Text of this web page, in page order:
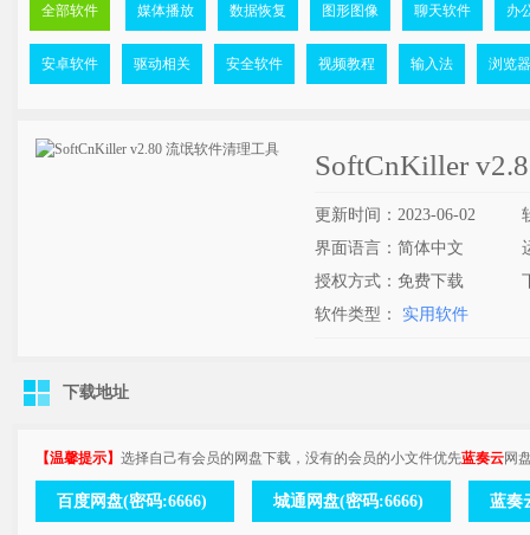
全部软件 媒体播放 数据恢复 图形图像 聊天软件 办
安卓软件 驱动相关 安全软件 视频教程 输入法 浏览器
SoftCnKiller
更新时间：2023-06-02
界面语言：简体中文
授权方式：免费下载
软件类型： 实用软件
下载地址
【温馨提示】 选择自己有会员的网盘下载，没有的会员的小文件优先蓝奏云网
百度网盘(密码:6666) 城通网盘(密码:6666) 蓝奏